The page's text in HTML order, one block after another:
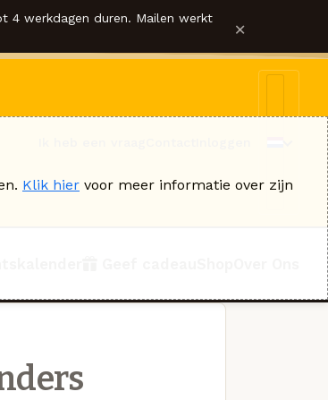
4 werkdagen duren. Mailen werkt ×
Klik hier voor meer informatie over zijn